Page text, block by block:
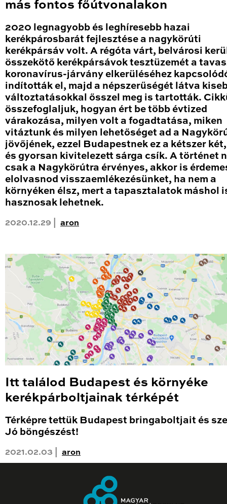
más fontos főútvonalakon
2020 legnagyobb és leghíresebb hazai
kerékpárosbarát fejlesztése a nagykörúti
kerékpársáv volt. A régóta várt, belvárosi
összekötő kerékpársávok tesztüzemét a
koronavírus-járvány elkerüléséhez
indították el, majd a népszerűségét látva
változtatásokkal ősszel meg is tartották.
összefoglaljuk, hogyan ért be több évtized
várakozása, milyen volt a fogadtatása, miken
vitáztunk és milyen lehetőséget ad a
jövőjének, ezzel Budapestnek ez a kétszer
és gyorsan kivitelezett sárga csík. A történet
csak a Nagykörútra érvényes, akkor is
elolvasnod visszaemlékezésünket, ha nem a
környéken élsz, mert a tapasztalatok máshol
hasznosak lehetnek.
2020.12.29 | aron
Itt találod Budapest és környéke
kerékpárboltjainak térképét
Térképre tettük Budapest bringaboltjait és
Jó böngészést!
2021.02.03 | aron